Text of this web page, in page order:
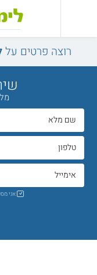
רוצה פרטים על
אני